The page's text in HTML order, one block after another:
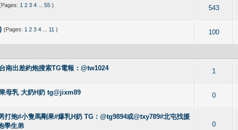
1 2 3 4 ...55 )
543
- 0 out of 5 in Average
1 2345
(Pages: 1 2 3 4 11 )
100
- 0 out of 5 in Average
1 2345
南出差約炮搜索TG電報：@tw1024 1
- 0 out of 5 in Average
12345
母乳 大奶H奶 tg@jixm89 0
- 0 out of 5 in Average
123 45
打炮#小隻馬剛果#爆乳H奶 TG：@tg9894或@txy789#北屯找援
學生弟
0
- 0 out of 5 in Average
1